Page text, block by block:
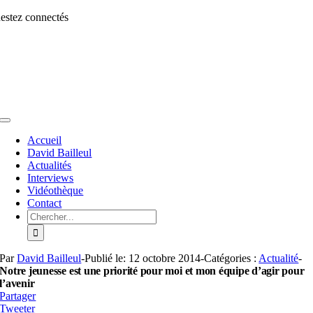
Allerconnectés
Toggle
NavigationAccueil
David Bailleul
Actualités
Interviews
Vidéothèque
Contact
Rechercher:
ParDavid Bailleul-Publié le: 12 octobre 2014-Catégories : Actualité-
Notre jeunesse est une priorité pour moi et mon équipe d’agir pour
l’avenir
Partager
Tweeter